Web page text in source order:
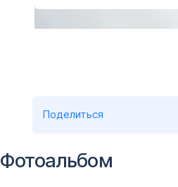
Поделиться
Фотоальбом